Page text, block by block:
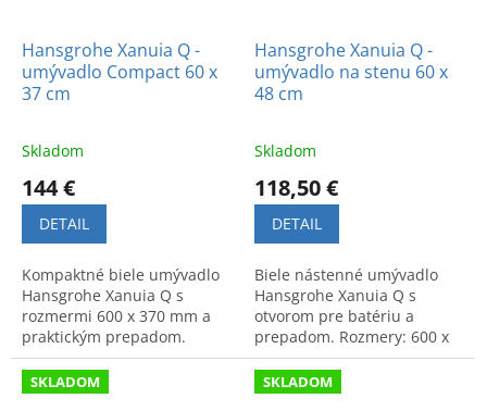
Hansgrohe Xanuia Q -
umývadlo Compact 60 x
37 cm
Skladom
144 €
DETAIL
Kompaktné biele umývadlo
Hansgrohe Xanuia Q s
rozmermi 600 x 370 mm a
praktickým prepadom.
Moderný dizajn vhodný pre
každodenné pohodlie v
kúpeľni.
Hansgrohe Xanuia Q -
umývadlo na stenu 60 x
48 cm
Skladom
118,50 €
DETAIL
Biele nástenné umývadlo
Hansgrohe Xanuia Q s
otvorom pre batériu a
prepadom. Rozmery: 600 x
480 mm.
SKLADOM SKLADOM